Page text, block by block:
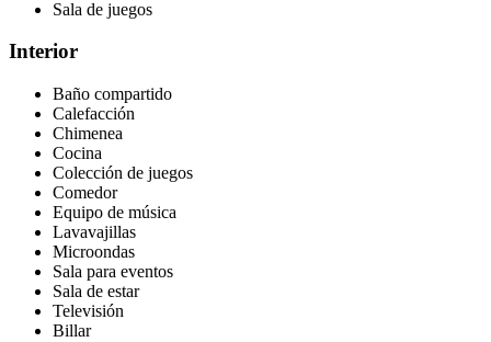
Sala de juegos
Interior
Baño compartido
Calefacción
Chimenea
Cocina
Colección de juegos
Comedor
Equipo de música
Lavavajillas
Microondas
Sala para eventos
Sala de estar
Televisión
Billar